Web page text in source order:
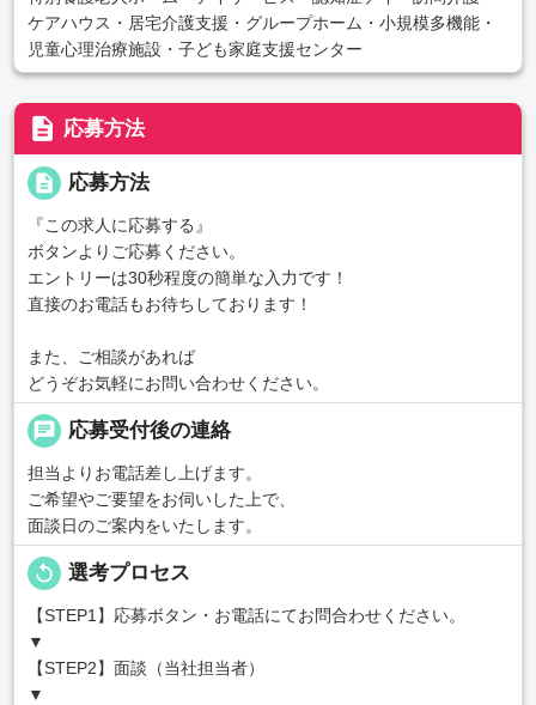
ケアハウス・居宅介護支援・グループホーム・小規模多機能・
児童心理治療施設・子ども家庭支援センター
description 応募方法
description 応募方法
『この求人に応募する』
ボタンよりご応募ください。
エントリーは30秒程度の簡単な入力です！
直接のお電話もお待ちしております！
また、ご相談があれば
どうぞお気軽にお問い合わせください。
chat 応募受付後の連絡
担当よりお電話差し上げます。
ご希望やご要望をお伺いした上で、
面談日のご案内をいたします。
replay 選考プロセス
【STEP1】応募ボタン・お電話にてお問合わせください。
▼
【STEP2】面談（当社担当者）
▼